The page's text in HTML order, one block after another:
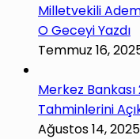
Milletvekili
O Geceyi Yazdı
Temmuz 16,
Merkez Bankası
Tahminlerini
Ağustos 14, 2025